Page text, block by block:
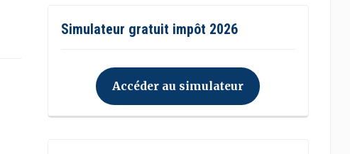
Simulateur gratuit impôt 2026
Accéder au simulateur